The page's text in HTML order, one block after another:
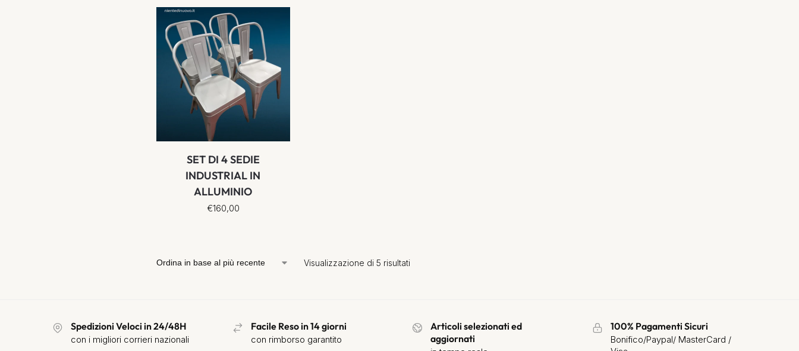
SET DI 4 SEDIE
INDUSTRIAL IN
ALLUMINIO
€160,00
Visualizzazione di 5 risultati
Spedizioni Veloci in 24/48H
con i migliori corrieri nazionali
Facile Reso in 14 giorni
con rimborso garantito
Articoli selezionati ed
aggiornati
100% Pagamenti Sicuri
Bonifico/Paypal/ MasterCard /